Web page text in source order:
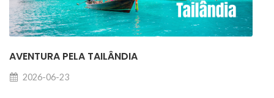
AVENTURA PELA TAILÂNDIA
2026-06-23